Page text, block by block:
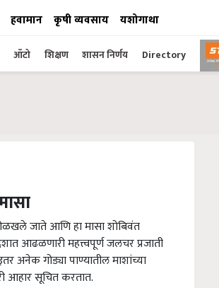
हवामान कृषी व्यवसाय यशोगाथा
ऑटो शिक्षण शासन निर्णय Directory
जाते आणि हा मासा शोबिवंत
आढळणारी महत्त्वपूर्ण जलचर प्रजाती
अनेक गोड्या पाण्यातील माशांच्या
आहार सूचित करतात.